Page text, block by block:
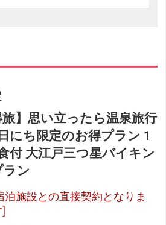
旅】思い立ったら温泉旅行
にち限定のお得プラン 1
付 大江戸三つ星バイキン
ラン
泊施設との直接契約となりま